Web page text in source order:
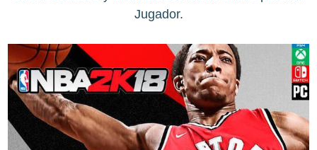
Jugador.